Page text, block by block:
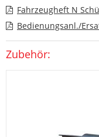
Fahrzeugheft N
Bedienungsanl./
Zubehör: